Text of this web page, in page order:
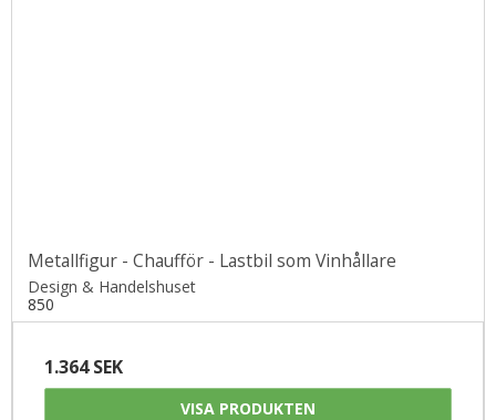
Metallfigur - Chaufför - Lastbil som Vinhållare
Design & Handelshuset
850
1.364 SEK
VISA PRODUKTEN